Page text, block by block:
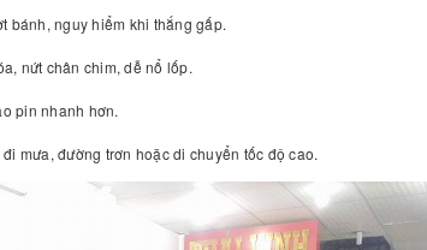
bánh, nguy hiểm khi thắng gấp.
nứt chân chim, dễ nổ lốp.
pin nhanh hơn.
mưa, đường trơn hoặc di chuyển tốc độ cao.